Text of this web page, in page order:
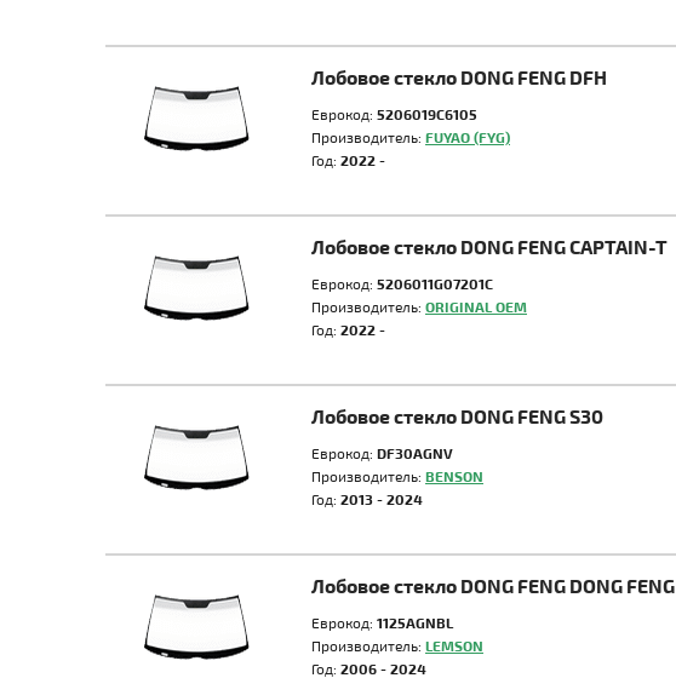
Лобовое стекло DONG FENG DFH
Еврокод: 5206019C6105
Производитель: FUYAO (FYG)
Год: 2022 -
Лобовое стекло DONG FENG CAPTAIN-T
Еврокод: 5206011G07201C
Производитель: ORIGINAL OEM
Год: 2022 -
Лобовое стекло DONG FENG S30
Еврокод: DF30AGNV
Производитель: BENSON
Год: 2013 - 2024
Лобовое стекло DONG FENG DONG FENG
Еврокод: 1125AGNBL
Производитель: LEMSON
Год: 2006 - 2024